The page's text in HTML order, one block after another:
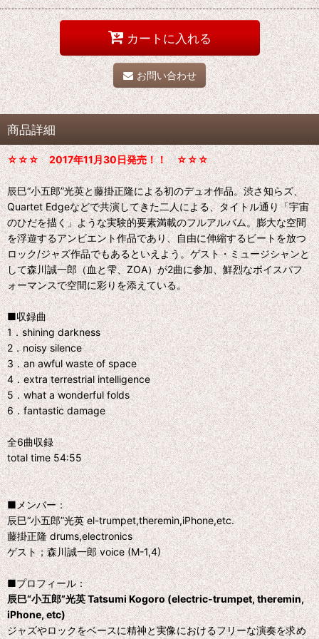
カートに入れる
お問い合わせ
商品詳細
☆☆☆ 2017年11月30日発売！！ ☆☆☆
辰巳“小五郎”光英と藤掛正隆による初のデュオ作品。渋さ知らズ、
Quartet Edgeなどで共演してきた二人による、タイトル通り「宇宙
のひだを描く」ような実験的要素満載のフルアルバム。膨大な空間
を浮遊するアンビエント作品であり、自由に伸縮するビートを放つ
ロック/ジャズ作品でもあるといえよう。ゲスト・ミュージシャンと
して森川誠一郎（血と雫、ZOA）が2曲に参加、鮮烈なボイスパフ
ォーマンスで空間に彩りを添えている。
■収録曲
1．shining darkness
2．noisy silence
3．an awful waste of space
4．extra terrestrial intelligence
5．what a wonderful folds
6．fantastic damage
全6曲収録
total time 54:55
■メンバー：
辰巳“小五郎”光英 el-trumpet,theremin,iPhone,etc.
藤掛正隆 drums,electronics
ゲスト；森川誠一郎 voice (M-1,4)
■プロフィール：
辰巳“小五郎”光英 Tatsumi Kogoro (electric-trumpet, theremin,
iPhone, etc)
ジャズやロックをベースに精神と実像におけるフリーな演奏を求め